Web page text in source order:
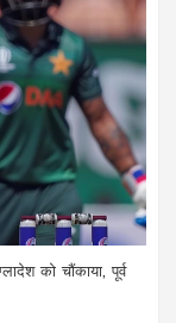
को चौंकाया, पूर्व